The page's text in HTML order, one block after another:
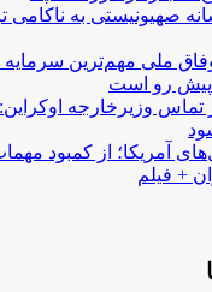
صهیونیستی به ناکامی
ملی مهم‌ترین سرمایه
رو است
وزیرخارجه اوکراین:
آمریکا؛ از کمبود
+ فیلم